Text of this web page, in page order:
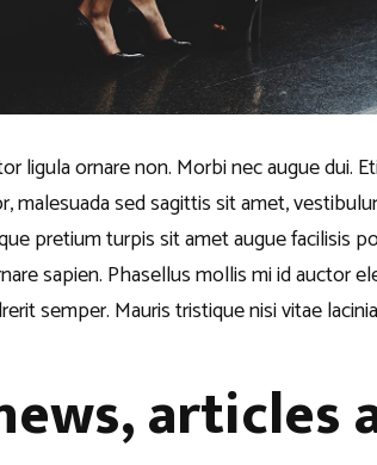
ligula ornare non. Morbi nec augue dui.
sed sagittis sit amet,
pretium turpis sit amet augue facilisis
sapien. Phasellus mollis mi id auctor
semper. Mauris tristique nisi vitae
articles